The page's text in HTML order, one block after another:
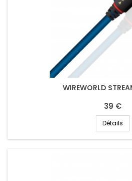
WIREWORLD
39 €
Détails